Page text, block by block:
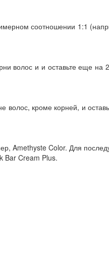
соотношении 1:1
волос и и оставьте еще
волос, кроме корней, и
Amethyste Color. Для
Bar Cream Plus.